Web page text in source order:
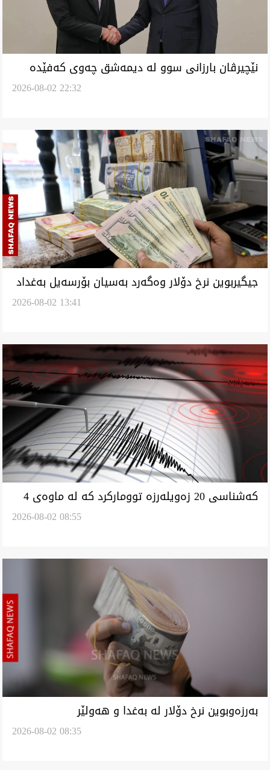
نێچیرڤان بارزانی سوو لە دیمەشق چەوی کەفێدە
2026-08-02 22:32
جیگیربوین نرخ دۆلار وەگەرد بەسیان بۆرسەیل بەغداد
2026-08-02 13:41
‏کەشناسی 20 زەویلەرزە توومارکرد کە لە ماوەی 4
2026-08-02 08:55
‏بەرزەوبوین نرخ دۆلار لە بەغدا و هەولێر
2026-08-02 08:35